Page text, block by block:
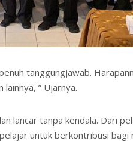
tanggungjawab.
” Ujarnya.
lancar tanpa kendala. Dari
untuk berkontribusi bagi